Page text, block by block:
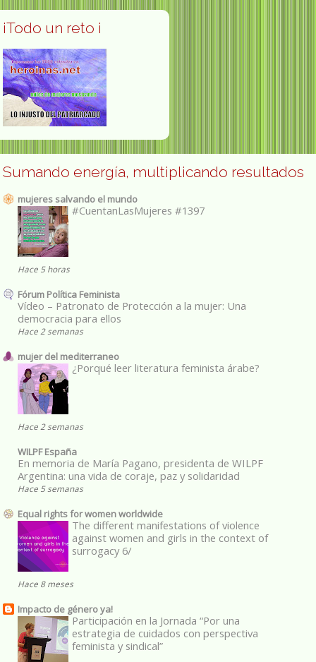
¡Todo un reto ¡
Sumando energía, multiplicando resultados
mujeres salvando el mundo
#CuentanLasMujeres #1397
Hace 5 horas
Fórum Política Feminista
Vídeo – Patronato de Protección a la mujer: Una
democracia para ellos
Hace 2 semanas
mujer del mediterraneo
¿Porqué leer literatura feminista árabe?
Hace 2 semanas
WILPF España
En memoria de María Pagano, presidenta de WILPF
Argentina: una vida de coraje, paz y solidaridad
Hace 5 semanas
Equal rights for women worldwide
The different manifestations of violence
against women and girls in the context of
surrogacy 6/
Hace 8 meses
Impacto de género ya!
Participación en la Jornada “Por una
estrategia de cuidados con perspectiva
feminista y sindical”